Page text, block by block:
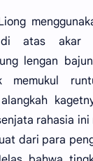
atas akar
lengan
memukul
rahasia ini
dari para